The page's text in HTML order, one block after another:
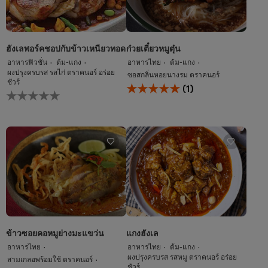
ฮังเลพอร์คชอปกับข้าวเหนียวทอด
อาหารฟิวชั่น
ต้ม-แกง
ผงปรุงครบรส รสไก่ ตราคนอร์ อร่อย
ชัวร์
ไม่มี
การ
สำหรับ
recipe
นี้
ก๋วยเตี๋ยวหมูตุ๋น
อาหารไทย
ต้ม-แกง
ซอสกลิ่นหอยนางรม ตราคนอร์
คะแนน
เฉลี่ย
หมู
ตุ๋น
นี้
คือ
5.0
จาก
5
จาก
คะแนน
(1)
ข้าวซอยคอหมูย่างมะแขว่น
อาหารไทย
สามเกลอพร้อมใช้ ตราคนอร์
แกงฮังเล
อาหารไทย
ต้ม-แกง
ผงปรุงครบรส รสหมู ตราคนอร์ อร่อย
ชัวร์